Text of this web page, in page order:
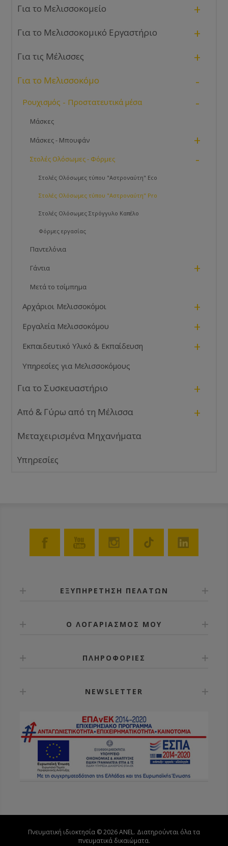
Για το Μελισσοκομείο +
Για το Μελισσοκομικό Εργαστήριο +
Για τις Μέλισσες +
Για το Μελισσοκόμο -
Ρουχισμός - Προστατευτικά μέσα -
Μάσκες
Μάσκες - Μπουφάν +
Στολές Ολόσωμες - Φόρμες -
Στολές Ολόσωμες τύπου "Αστροναύτη" Eco
Στολές Ολόσωμες τύπου "Αστροναύτη" Pro
Στολές Ολόσωμες Στρόγγυλο Καπέλο
Φόρμες εργασίας
Παντελόνια
Γάντια +
Μετά το τσίμπημα
Αρχάριοι Μελισσοκόμοι +
Εργαλεία Μελισσοκόμου +
Εκπαιδευτικό Υλικό & Εκπαίδευση +
Υπηρεσίες για Μελισσοκόμους
Για το Συσκευαστήριο +
Από & Γύρω από τη Μέλισσα +
Μεταχειρισμένα Μηχανήματα
Υπηρεσίες
ΕΞΥΠΗΡΕΤΗΣΗ ΠΕΛΑΤΩΝ
Ο ΛΟΓΑΡΙΑΣΜΟΣ ΜΟΥ
ΠΛΗΡΟΦΟΡΙΕΣ
NEWSLETTER
Πνευματική ιδιοκτησία © 2026 ANEL. Διατηρούνται όλα τα
πνευματικά δικαιώματα.